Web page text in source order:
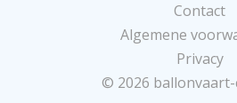
Contact
Algemene
Privacy
© 2026 ballonvaart-